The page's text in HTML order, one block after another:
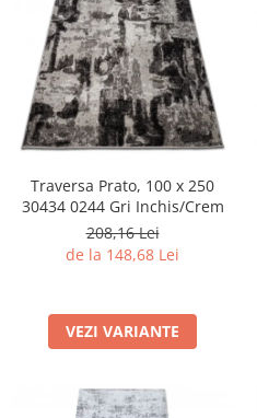
Traversa Prato, 100 x 250
30434 0244 Gri Inchis/Crem
208,16 Lei
de la 148,68 Lei
VEZI VARIANTE